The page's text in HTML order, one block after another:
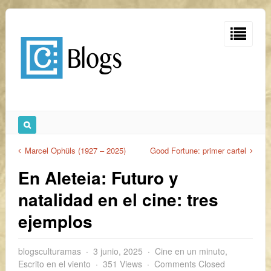
Marcel Ophüls (1927 – 2025) Good Fortune: primer cartel
En Aleteia: Futuro y
natalidad en el cine: tres
ejemplos
blogsculturamas 3 junio, 2025 Cine en un minuto,
Escrito en el viento
351 Views Comments Closed